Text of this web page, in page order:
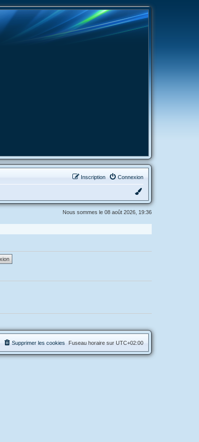
Connexion
Inscription
Nous sommes le 08 août 2026, 19:36
Fuseau horaire sur UTC+02:00
Supprimer les cookies